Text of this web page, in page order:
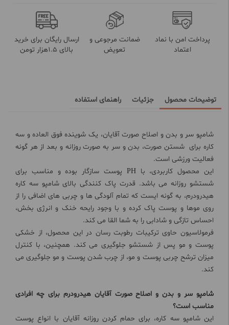
پرداخت امن با نماد
اعتماد
ضمانت مرجوعی و
تعویض
ارسال رایگان برای خرید
بالای 1.5هزار تومن
توضیحات محصول جزئیات راهنمای استفاده
شامپو سر و بدن و اصلاح صورت آقایان، یک شوینده فوق العاده و سه
کاره برای شستن صورت، بدن و سر به صورت روزانه و بعد از هر گونه
فعالیت ورزشی است.
این محصول کاربردی، با PH پوست سازگار بوده و مناسب برای
شستشو روزانه می باشد. قدرت پاک کنندگی بالای شامپو سه کاره
هیدرودرم، به گونه ایست که تمام آلودگی ها و چربی های اضافی را از
روی موها و پوست پاک کرده و با وجود رایحه خنک و انرژی بخش،
احساس تازگی و شادابی را به شما القا می کند.
فرمولاسیون حاوی ترکیبات رطوبت رسان در این محصول، از خشکی
پوست و مو پس از شستشو جلوگیری می کند. همچنین، با کنترل
میزان ترشح چربی پوست و مو، از چرب شدن پوست و مو جلوگیری می
کند.
شامپو سر و بدن و اصلاح صورت آقایان هیدرودرم برای چه افرادی
مناسب است؟
این شامپو سه کاره، برای حمام کردن روزانه آقایان با انواع پوست